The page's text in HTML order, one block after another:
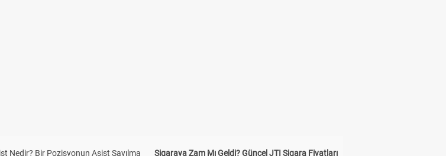
Nedir? Bir Pozisyonun Asist Sayılma
Sigaraya Zam Mı Geldi? Güncel JTI Sigara Fiyatları